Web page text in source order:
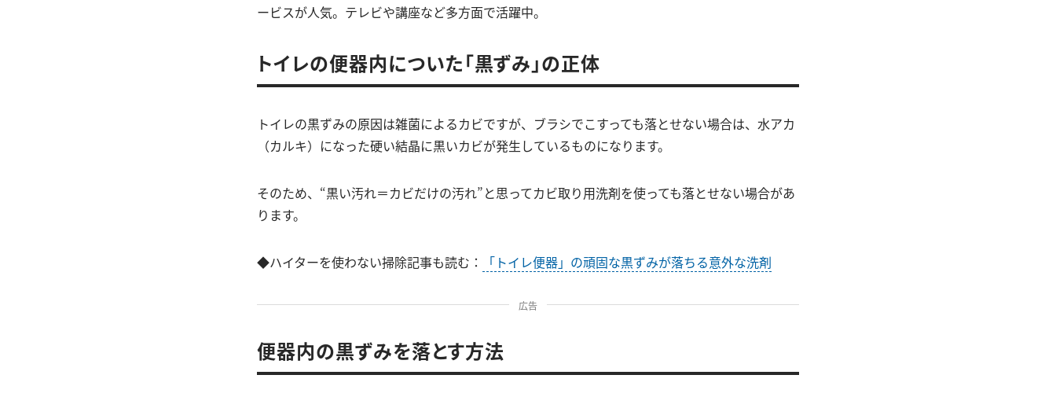
ービスが人気。テレビや講座など多方面で活躍中。
トイレの便器内についた「黒ずみ」の正体
トイレの黒ずみの原因は雑菌によるカビですが、ブラシでこすっても落とせない場合は、水アカ
（カルキ）になった硬い結晶に黒いカビが発生しているものになります。
そのため、“黒い汚れ＝カビだけの汚れ”と思ってカビ取り用洗剤を使っても落とせない場合があ
ります。
◆ハイターを使わない掃除記事も読む： 「トイレ便器」の頑固な黒ずみが落ちる意外な洗剤
広告
便器内の黒ずみを落とす方法